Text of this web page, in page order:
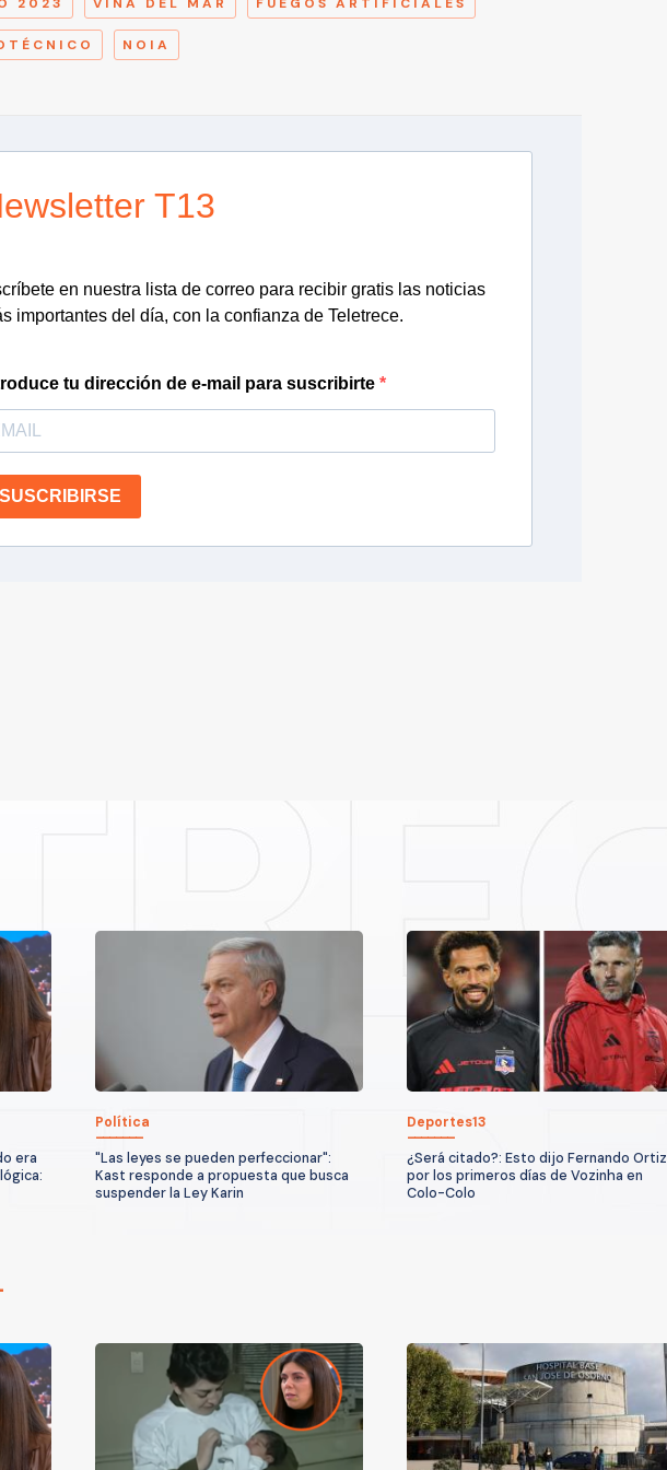
NOIA
T13
en nuestra lista de correo para recibir gratis las noticias
importantes del día, con la confianza de Teletrece.
tu dirección de e-mail para suscribirte
SUSCRIBIRSE
era
Política
"Las leyes se pueden perfeccionar":
Kast responde a propuesta que busca
suspender la Ley Karin
Deportes13
¿Será citado?: Esto dijo Fernando Ortiz
por los primeros días de Vozinha en
Colo-Colo